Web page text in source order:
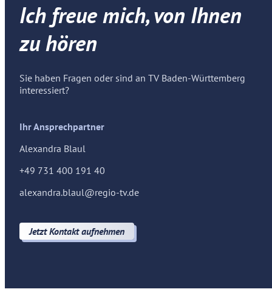
Ich freue mich, von Ihnen
zu hören
Sie haben Fragen oder sind an TV Baden-Württemberg
interessiert?
Ihr Ansprechpartner
Alexandra Blaul
+49 731 400 191 40
alexandra.blaul@regio-tv.de
Jetzt Kontakt aufnehmen